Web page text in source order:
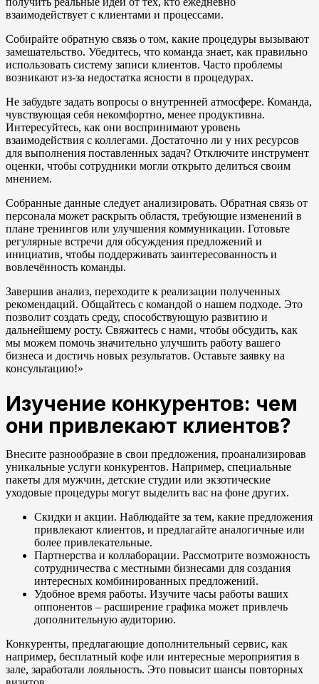
взаимодействует с клиентами и процессами.
Собирайте обратную связь о том, какие процедуры вызывают
замешательство. Убедитесь, что команда знает, как правильно
использовать систему записи клиентов. Часто проблемы
возникают из-за недостатка ясности в процедурах.
Не забудьте задать вопросы о внутренней атмосфере. Команда,
чувствующая себя некомфортно, менее продуктивна.
Интересуйтесь, как они воспринимают уровень
взаимодействия с коллегами. Достаточно ли у них ресурсов
для выполнения поставленных задач? Отключите инструмент
оценки, чтобы сотрудники могли открыто делиться своим
мнением.
Собранные данные следует анализировать. Обратная связь от
персонала может раскрыть областя, требующие изменений в
плане тренингов или улучшения коммуникации. Готовьте
регулярные встречи для обсуждения предложений и
инициатив, чтобы поддерживать заинтересованность и
вовлечённость команды.
Завершив анализ, переходите к реализации полученных
рекомендаций. Общайтесь с командой о нашем подходе. Это
позволит создать среду, способствующую развитию и
дальнейшему росту. Свяжитесь с нами, чтобы обсудить, как
мы можем помочь значительно улучшить работу вашего
бизнеса и достичь новых результатов. Оставьте заявку на
консультацию!»
Изучение конкурентов: чем
они привлекают клиентов?
Внесите разнообразие в свои предложения, проанализировав
уникальные услуги конкурентов. Например, специальные
пакеты для мужчин, детские студии или экзотические
уходовые процедуры могут выделить вас на фоне других.
Скидки и акции. Наблюдайте за тем, какие предложения
привлекают клиентов, и предлагайте аналогичные или
более привлекательные.
Партнерства и коллаборации. Рассмотрите возможность
сотрудничества с местными бизнесами для создания
интересных комбинированных предложений.
Удобное время работы. Изучите часы работы ваших
оппонентов – расширение графика может привлечь
дополнительную аудиторию.
Конкуренты, предлагающие дополнительный сервис, как
например, бесплатный кофе или интересные мероприятия в
зале, заработали лояльность. Это повысит шансы повторных